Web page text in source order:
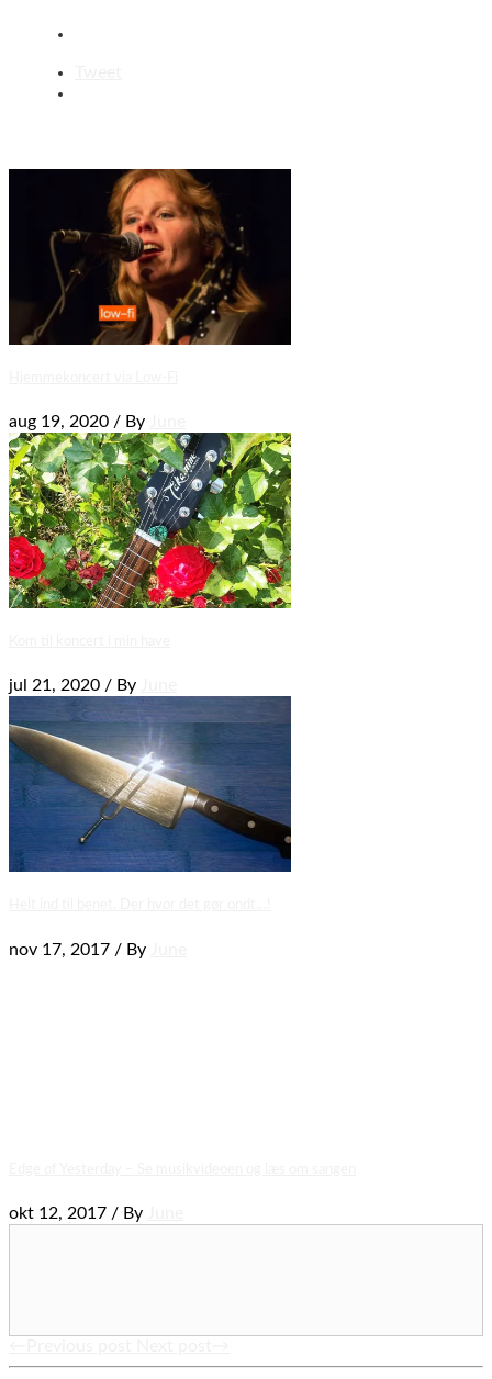
aug 19, 2020 / By
jul 21, 2020 / By
nov 17, 2017 / By
okt 12, 2017 / By